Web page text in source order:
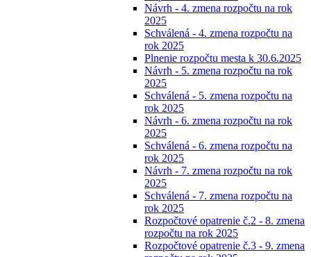
Návrh - 4. zmena rozpočtu na rok
2025
Schválená - 4. zmena rozpočtu na
rok 2025
Plnenie rozpočtu mesta k 30.6.2025
Návrh - 5. zmena rozpočtu na rok
2025
Schválená - 5. zmena rozpočtu na
rok 2025
Návrh - 6. zmena rozpočtu na rok
2025
Schválená - 6. zmena rozpočtu na
rok 2025
Návrh - 7. zmena rozpočtu na rok
2025
Schválená - 7. zmena rozpočtu na
rok 2025
Rozpočtové opatrenie č.2 - 8. zmena
rozpočtu na rok 2025
Rozpočtové opatrenie č.3 - 9. zmena